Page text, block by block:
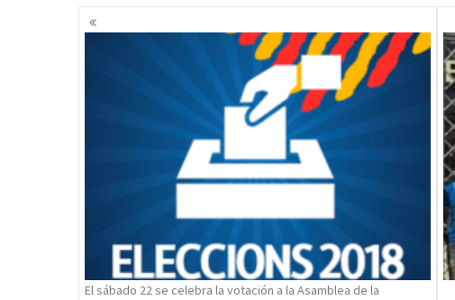
Navegación
de
El sábado 22 se celebra la votación a la Asamblea de la